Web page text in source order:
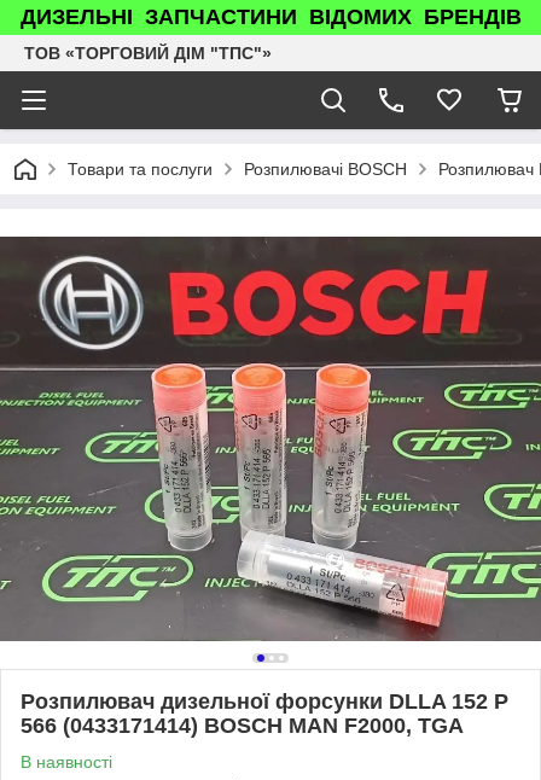
ДИЗЕЛЬНІ ЗАПЧАСТИНИ ВІДОМИХ БРЕНДІВ
ТОВ «ТОРГОВИЙ ДІМ "ТПС"»
Товари та послуги Розпилювачі BOSCH Розпилювач
Розпилювач дизельної форсунки DLLA 152 P
566 (0433171414) BOSCH MAN F2000, TGA
В наявності